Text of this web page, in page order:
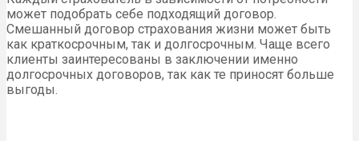
может подобрать себе подходящий договор.
Смешанный договор страхования жизни может быть
как краткосрочным, так и долгосрочным. Чаще всего
клиенты заинтересованы в заключении именно
долгосрочных договоров, так как те приносят больше
выгоды.